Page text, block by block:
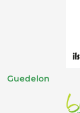
Guedelon